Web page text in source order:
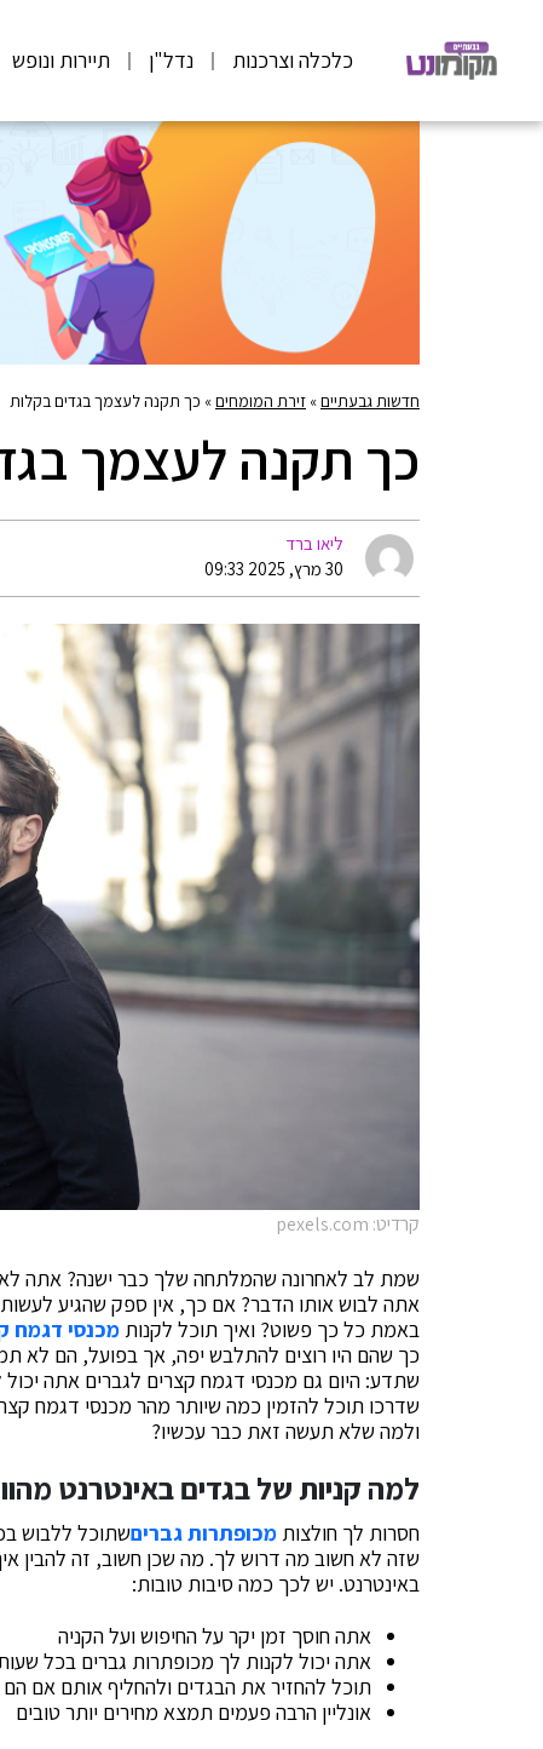
כלכלה וצרכנות נדל"ן תיירות ונופש
חדשות גבעתיים» זירת המומחים» כך תקנה לעצמך בגדים בקלות
כך תקנה לעצמך
ליאו ברד
30 מרץ, 2025 09:33
קרדיט: pexels.com
שמת לב לאחרונה שהמלתחה שלך כבר ישנה? אתה לא
אתה לבוש אותו הדבר? אם כך, אין ספק שהגיע
באמת כל כך פשוט? ואיך תוכל לקנות מכנסי דגמח
כך שהם היו רוצים להתלבש יפה, אך בפועל, הם לא
שתדע: היום גם מכנסי דגמח קצרים לגברים אתה
שדרכו תוכל להזמין כמה שיותר מהר מכנסי דגמח
ולמה שלא תעשה זאת כבר עכשיו?
למה קניות של בגדים באינטרנט
חסרות לך חולצות מכופתרות גבריםשתוכל ללבוש
שזה לא חשוב מה דרוש לך. מה שכן חשוב, זה להבין
באינטרנט. יש לכך כמה סיבות טובות:
אתה חוסך זמן יקר על החיפוש ועל הקניה
אתה יכול לקנות לך מכופתרות גברים בכל
תוכל להחזיר את הבגדים ולהחליף אותם אם הם
אונליין הרבה פעמים תמצא מחירים יותר טובים